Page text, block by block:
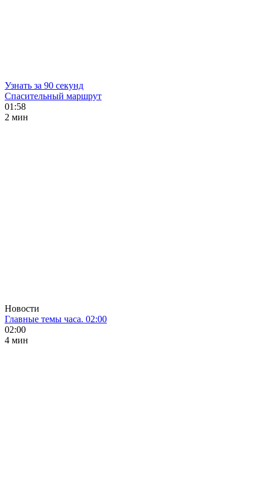
Узнать за 90 секунд
Спасительный маршрут
01:58
2 мин
Новости
Главные темы часа. 02:00
02:00
4 мин